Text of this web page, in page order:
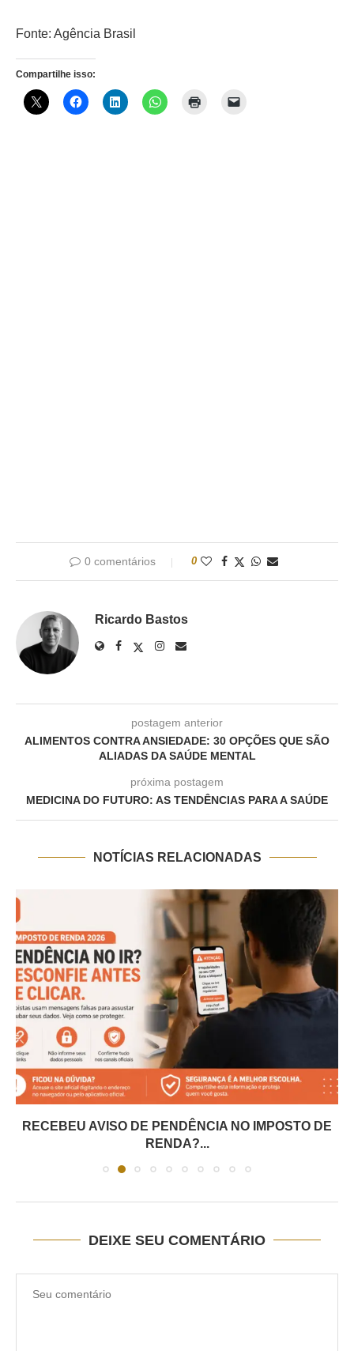
Fonte: Agência Brasil
Compartilhe isso:
0 comentários 0
Ricardo Bastos
postagem anterior
ALIMENTOS CONTRA ANSIEDADE: 30 OPÇÕES QUE SÃO
ALIADAS DA SAÚDE MENTAL
próxima postagem
MEDICINA DO FUTURO: AS TENDÊNCIAS PARA A SAÚDE
NOTÍCIAS RELACIONADAS
RECEBEU AVISO DE PENDÊNCIA NO IMPOSTO DE
RENDA?...
DEIXE SEU COMENTÁRIO